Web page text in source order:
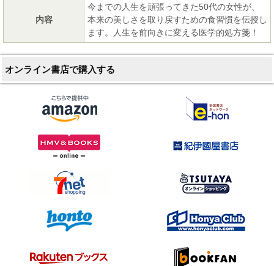
内容
今までの人生を頑張ってきた50代の女性が、
本来の美しさを取り戻すための食習慣を伝授し
ます。人生を前向きに変える医学的処方箋！
オンライン書店で購入する